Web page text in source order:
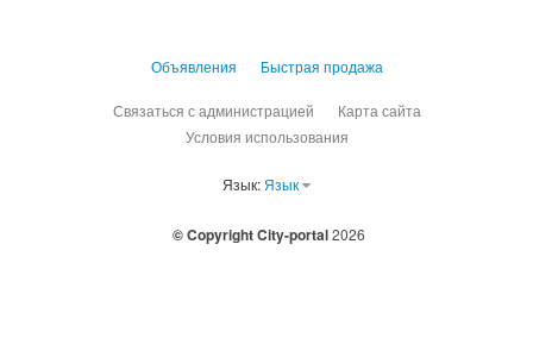
Объявления Быстрая продажа
Связаться с администрацией
Карта сайта
Условия использования
Язык: Язык
© Copyright City-portal2026